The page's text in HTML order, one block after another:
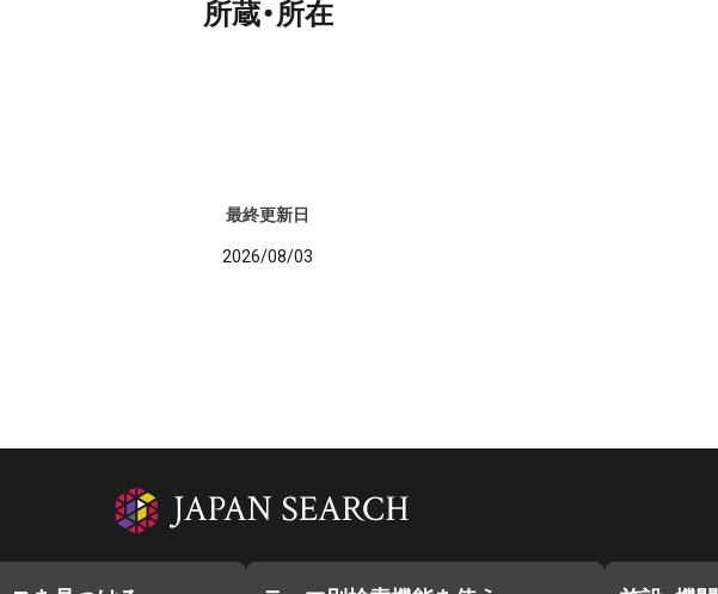
所蔵・所在
最終更新日
2026/08/03